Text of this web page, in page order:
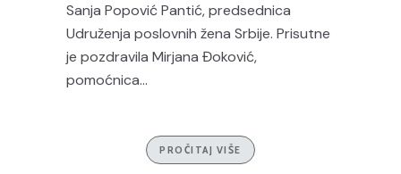
Sanja Popović Pantić, predsednica
Udruženja poslovnih žena Srbije. Prisutne
je pozdravila Mirjana Đoković,
pomoćnica...
PROČITAJ VIŠE